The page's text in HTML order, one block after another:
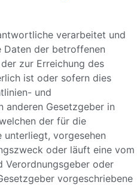
verarbeitet und
Daten der betroffenen
zur Erreichung des
ist oder sofern dies
und
anderen Gesetzgeber in
der für die
vorgesehen
oder läuft eine vom
Verordnungsgeber oder
vorgeschriebene